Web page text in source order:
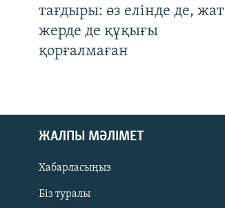
тағдыры: өз елінде де, жат
жерде де құқығы
қорғалмаған
ЖАЛПЫ МӘЛІМЕТ
Хабарласыңыз
Біз туралы